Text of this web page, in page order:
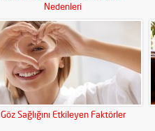
Nedenleri
Göz Sağlığını Etkileyen Faktörler